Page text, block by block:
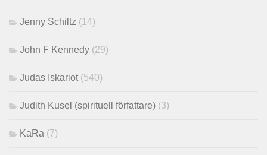
Jenny Schiltz (14)
John F Kennedy (29)
Judas Iskariot (540)
Judith Kusel (spirituell författare) (3)
KaRa (7)